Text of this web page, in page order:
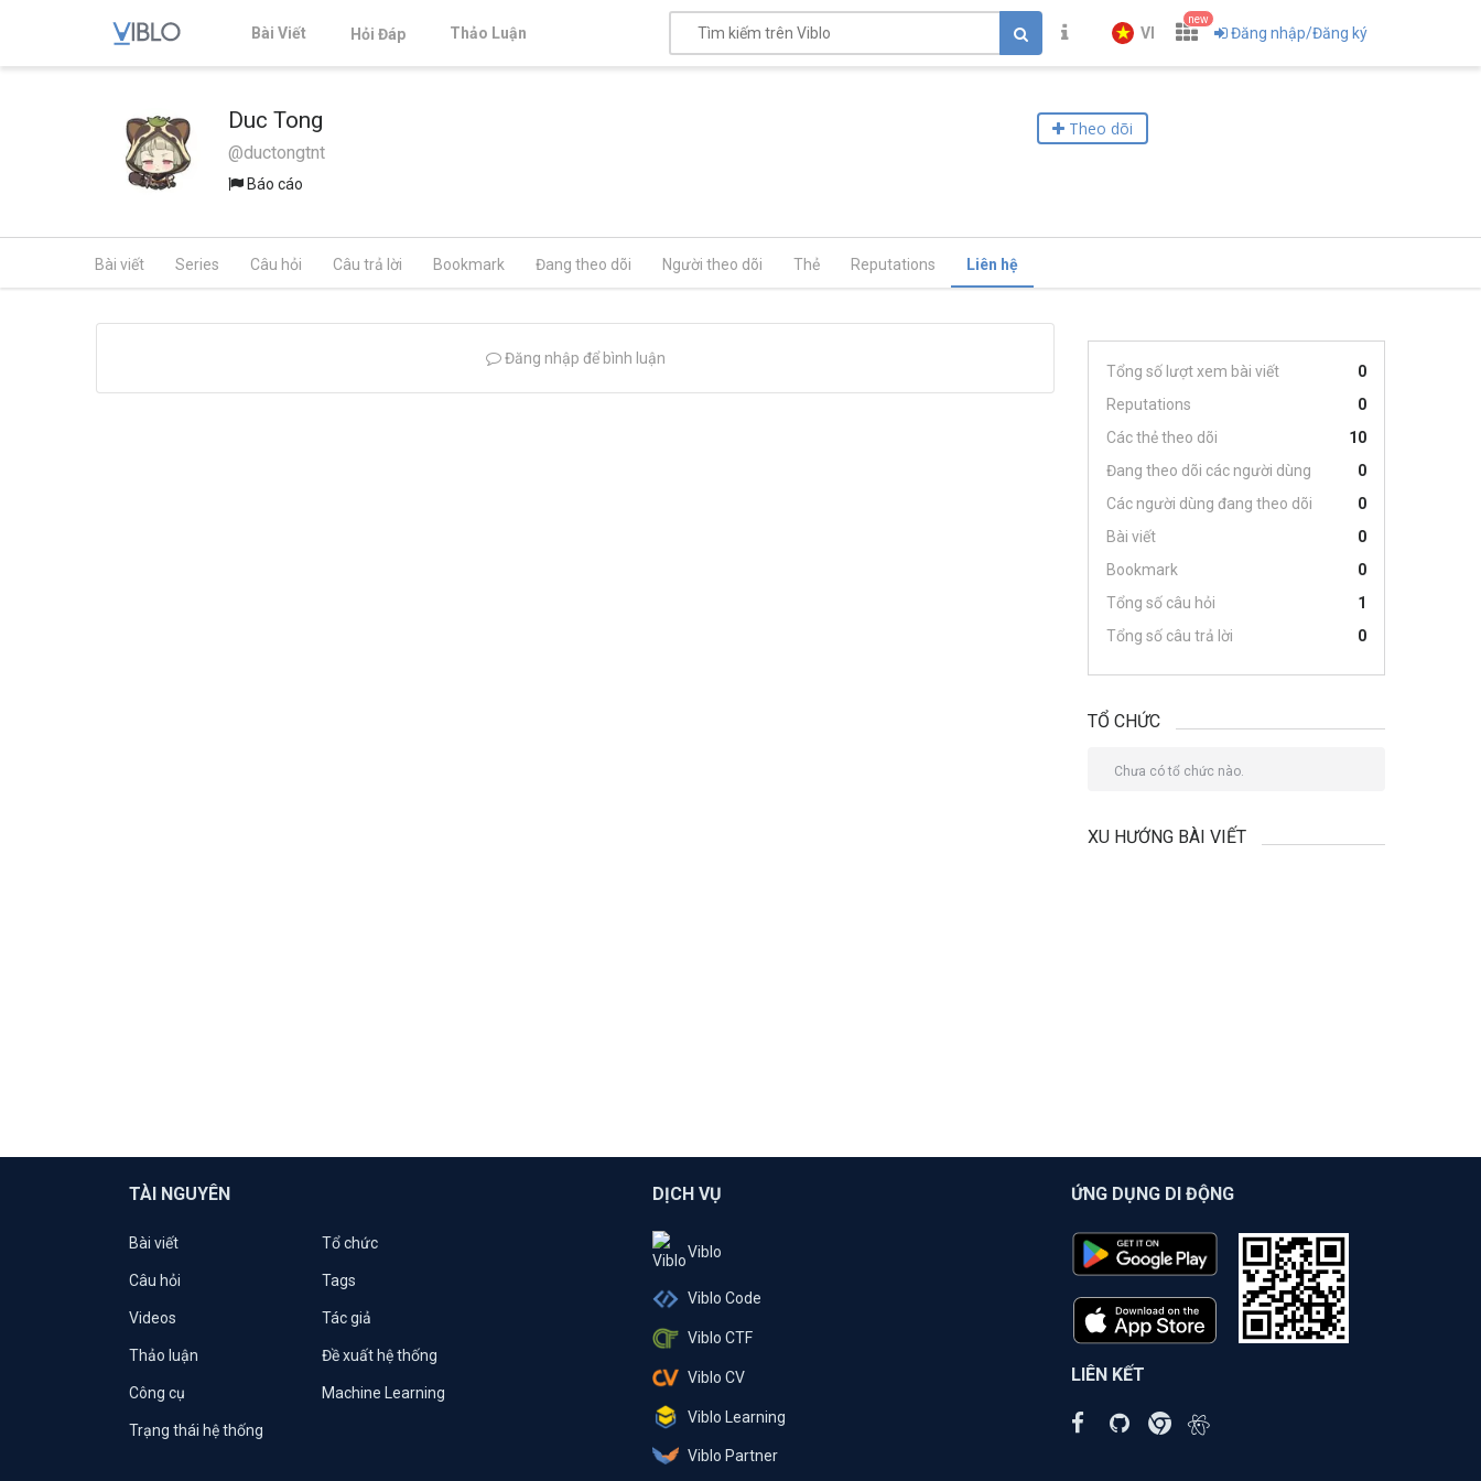
Bài Viết Hỏi Đáp Thảo Luận VI
new
Đăng nhập/Đăng ký
Duc Tong
@ductongtnt
Báo cáo
Theo dõi
Bài viết Series Câu hỏi Câu trả lời Bookmark Đang theo dõi Người theo dõi Thẻ Reputations Liên hệ
Đăng nhập để bình luận
Tổng số lượt xem bài viết
0
Reputations
0
Các thẻ theo dõi
10
Đang theo dõi các người dùng
0
Các người dùng đang theo dõi
0
Bài viết
0
Bookmark
0
Tổng số câu hỏi
1
Tổng số câu trả lời
0
TỔ CHỨC
Chưa có tổ chức nào.
XU HƯỚNG BÀI VIẾT
TÀI NGUYÊN
Bài viết Tổ chức
Câu hỏi Tags
Videos Tác giả
Thảo luận Đề xuất hệ thống
Công cụ Machine Learning
Trạng thái hệ thống
DỊCH VỤ
Viblo
Viblo Code
Viblo CTF
Viblo CV
Viblo Learning
Viblo Partner
ỨNG DỤNG DI ĐỘNG
LIÊN KẾT